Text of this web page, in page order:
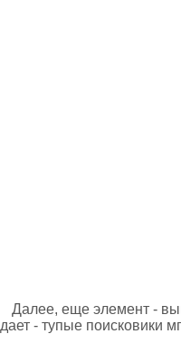
Далее, еще элемент -
дает - тупые поисковики